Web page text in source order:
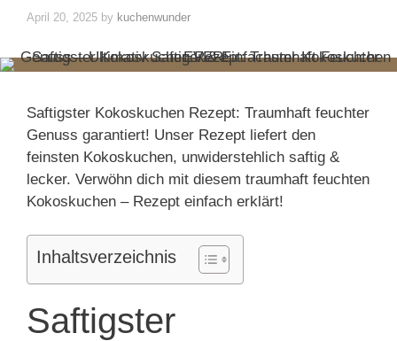
April 20, 2025 by kuchenwunder
Saftigster Kokoskuchen Rezept: Traumhaft feuchter
Genuss garantiert! Unser Rezept liefert den
feinsten Kokoskuchen, unwiderstehlich saftig &
lecker. Verwöhn dich mit diesem traumhaft feuchten
Kokoskuchen – Rezept einfach erklärt!
Inhaltsverzeichnis
Saftigster